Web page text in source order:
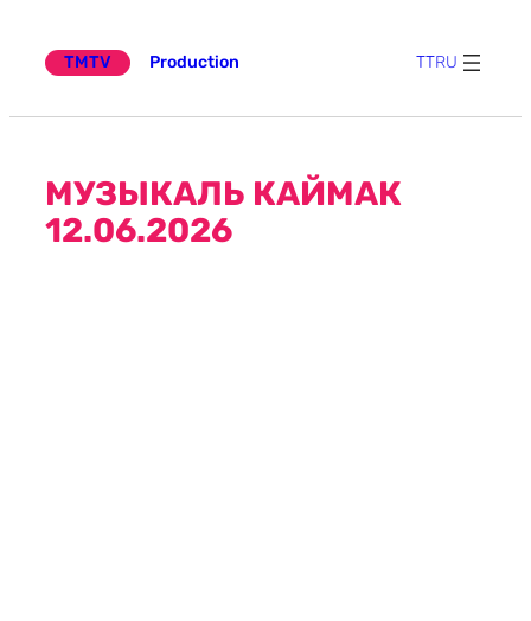
TMTV
Production TTRU
МУЗЫКАЛЬ КАЙМАК
12.06.2026